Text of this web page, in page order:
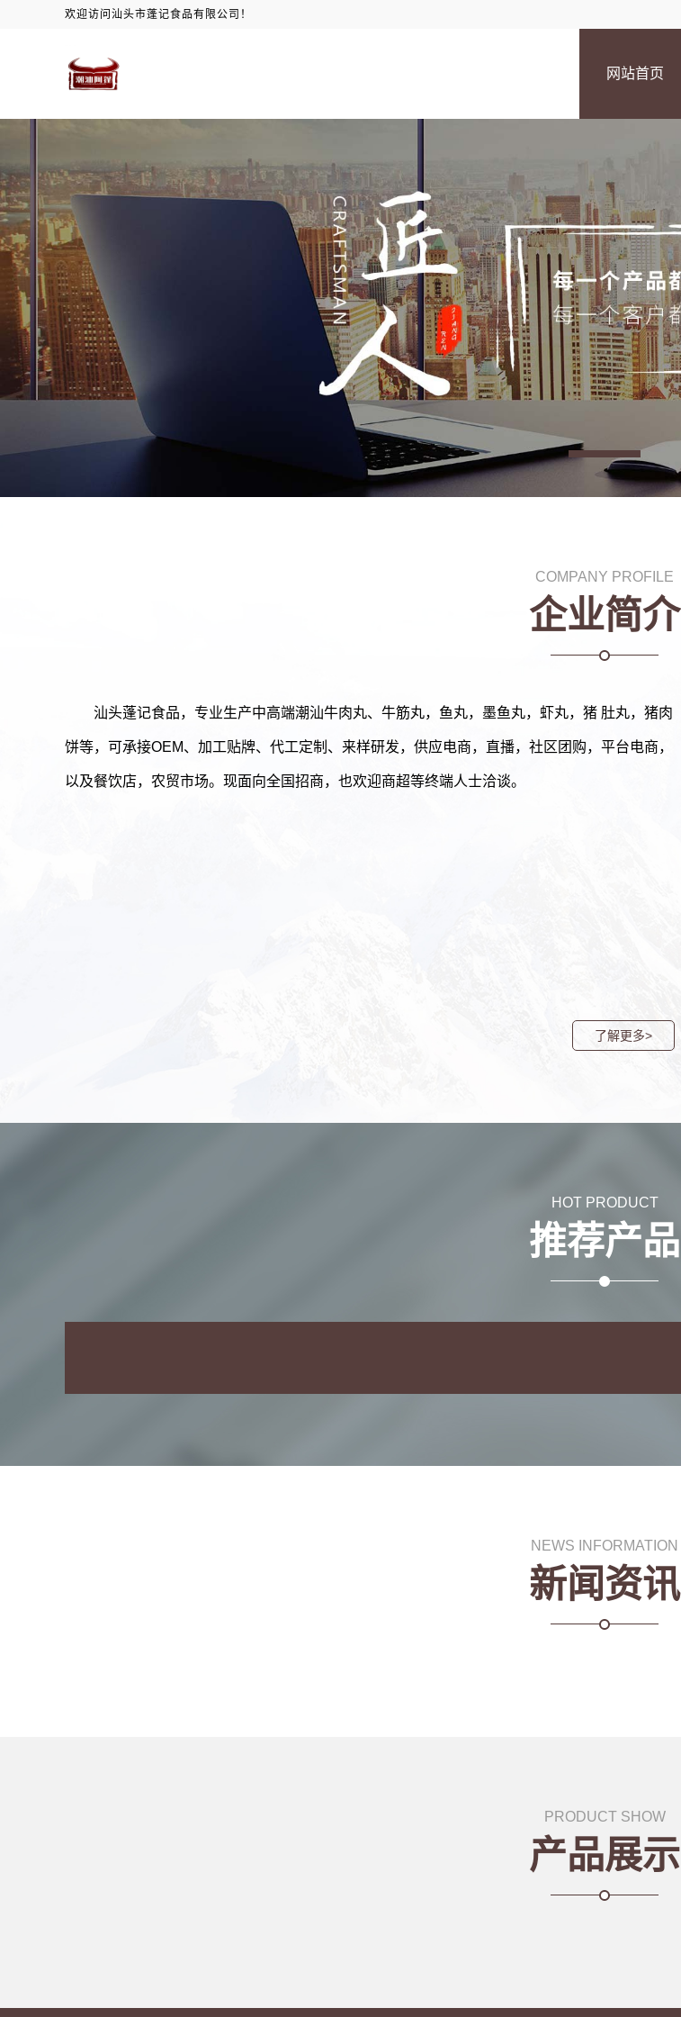
欢迎访问汕头市蓬记食品有限公司！
网站首页
COMPANY PROFILE
企业简介
汕头蓬记食品，专业生产中高端潮汕牛肉丸、牛筋丸，鱼丸，墨鱼丸，虾丸，猪 肚丸，猪肉
饼等，可承接OEM、加工贴牌、代工定制、来样研发，供应电商，直播，社区团购，平台电商，
以及餐饮店，农贸市场。现面向全国招商，也欢迎商超等终端人士洽谈。
了解更多>
HOT PRODUCT
推荐产品
NEWS INFORMATION
新闻资讯
PRODUCT SHOW
产品展示